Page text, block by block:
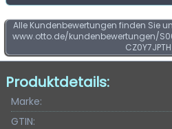
Alle Kundenbewertungen finden Sie
www.otto.de/kundenbewertungen/
CZ0Y7JPTH
Produktdetails:
Marke:
GTIN: